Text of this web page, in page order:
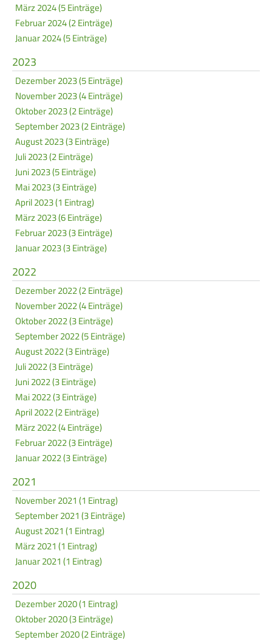
März 2024 (5 Einträge)
Februar 2024 (2 Einträge)
Januar 2024 (5 Einträge)
2023
Dezember 2023 (5 Einträge)
November 2023 (4 Einträge)
Oktober 2023 (2 Einträge)
September 2023 (2 Einträge)
August 2023 (3 Einträge)
Juli 2023 (2 Einträge)
Juni 2023 (5 Einträge)
Mai 2023 (3 Einträge)
April 2023 (1 Eintrag)
März 2023 (6 Einträge)
Februar 2023 (3 Einträge)
Januar 2023 (3 Einträge)
2022
Dezember 2022 (2 Einträge)
November 2022 (4 Einträge)
Oktober 2022 (3 Einträge)
September 2022 (5 Einträge)
August 2022 (3 Einträge)
Juli 2022 (3 Einträge)
Juni 2022 (3 Einträge)
Mai 2022 (3 Einträge)
April 2022 (2 Einträge)
März 2022 (4 Einträge)
Februar 2022 (3 Einträge)
Januar 2022 (3 Einträge)
2021
November 2021 (1 Eintrag)
September 2021 (3 Einträge)
August 2021 (1 Eintrag)
März 2021 (1 Eintrag)
Januar 2021 (1 Eintrag)
2020
Dezember 2020 (1 Eintrag)
Oktober 2020 (3 Einträge)
September 2020 (2 Einträge)